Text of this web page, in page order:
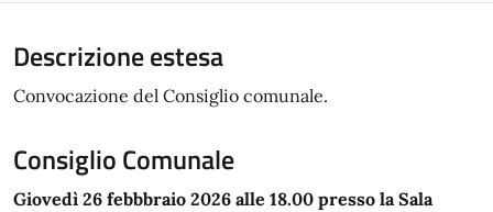
Descrizione estesa
Convocazione del Consiglio comunale.
Consiglio Comunale
Giovedì 26 febbbraio 2026 alle 18.00 presso la Sala